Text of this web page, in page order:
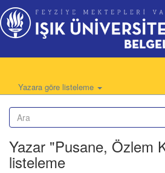
Yazara göre listeleme
Yazar "Pusane, Özlem
listeleme